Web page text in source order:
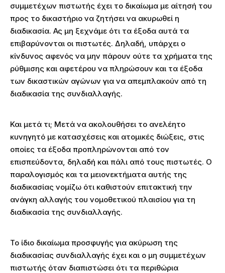
συμμετέχων πιστωτής έχει το δικαίωμα με αίτησή του
προς το δικαστήριο να ζητήσει να ακυρωθεί η
διαδικασία. Ας μη ξεχνάμε ότι τα έξοδα αυτά τα
επιβαρύνονται οι πιστωτές. Δηλαδή, υπάρχει ο
κίνδυνος αφενός να μην πάρουν ούτε τα χρήματα της
ρύθμισης και αφετέρου να πληρώσουν και τα έξοδα
των δικαστικών αγώνων για να απεμπλακούν από τη
διαδικασία της συνδιαλλαγής.
Και μετά τι; Μετά να ακολουθήσει το ανελέητο
κυνηγητό με κατασχέσεις και ατομικές διώξεις, στις
οποίες τα έξοδα προπληρώνονται από τον
επισπεύδοντα, δηλαδή και πάλι από τους πιστωτές. Ο
παραλογισμός και τα μειονεκτήματα αυτής της
διαδικασίας νομίζω ότι καθιστούν επιτακτική την
ανάγκη αλλαγής του νομοθετικού πλαισίου για τη
διαδικασία της συνδιαλλαγής.
Το ίδιο δικαίωμα προσφυγής για ακύρωση της
διαδικασίας συνδιαλλαγής έχει και ο μη συμμετέχων
πιστωτής όταν διαπιστώσει ότι τα περιθώρια